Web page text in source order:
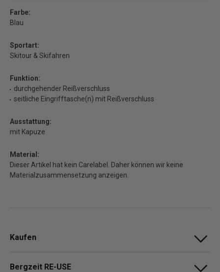
Farbe:
Blau
Sportart:
Skitour & Skifahren
Funktion:
durchgehender Reißverschluss
seitliche Eingrifftasche(n) mit Reißverschluss
Ausstattung:
mit Kapuze
Material:
Dieser Artikel hat kein Carelabel. Daher können wir keine
Materialzusammensetzung anzeigen.
Kaufen
Bergzeit RE-USE